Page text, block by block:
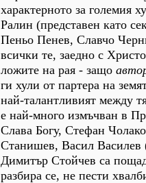
характерното за големия
Ралин (представен като
Пеньо Пенев, Славчо
всички те, заедно с
ложите на рая - защо
ги хули от партера на
най-талантливият между
е най-много измъчван в
Слава Богу, Стефан
Станишев, Васил Василев
Димитър Стойчев са
разбира се, не пести